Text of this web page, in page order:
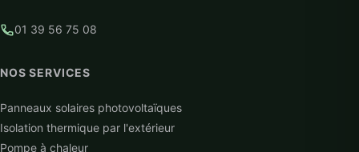
01 39 56 75 08
NOS SERVICES
Panneaux solaires photovoltaïques
Isolation thermique par l'extérieur
Pompe à chaleur